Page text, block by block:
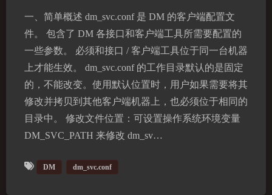
一、简单概述 dm_svc.conf 是 DM 的客户端配置文
件。 包含了 DM 各接口和客户端工具所需要配置的
一些参数。 必须和接口 / 客户端工具位于同一台机器
上才能生效。 dm_svc.conf 的工作目录默认的是固定
的，不能改变。使用默认位置时，用户如果需要将其
修改并拷贝到其他客户端机器上，也必须位于相同的
目录中。 修改文件位置：可设置操作系统环境变量
DM_SVC_PATH 来修改 dm_sv…
DM dm_svc.conf